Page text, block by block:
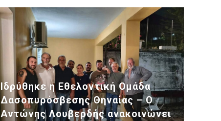
Ιδρύθηκε η Εθελοντική Ομάδα
Δασοπυρόσβεσης Θηναίας – Ο
Αντώνης Λουβερδής ανακοινώνει